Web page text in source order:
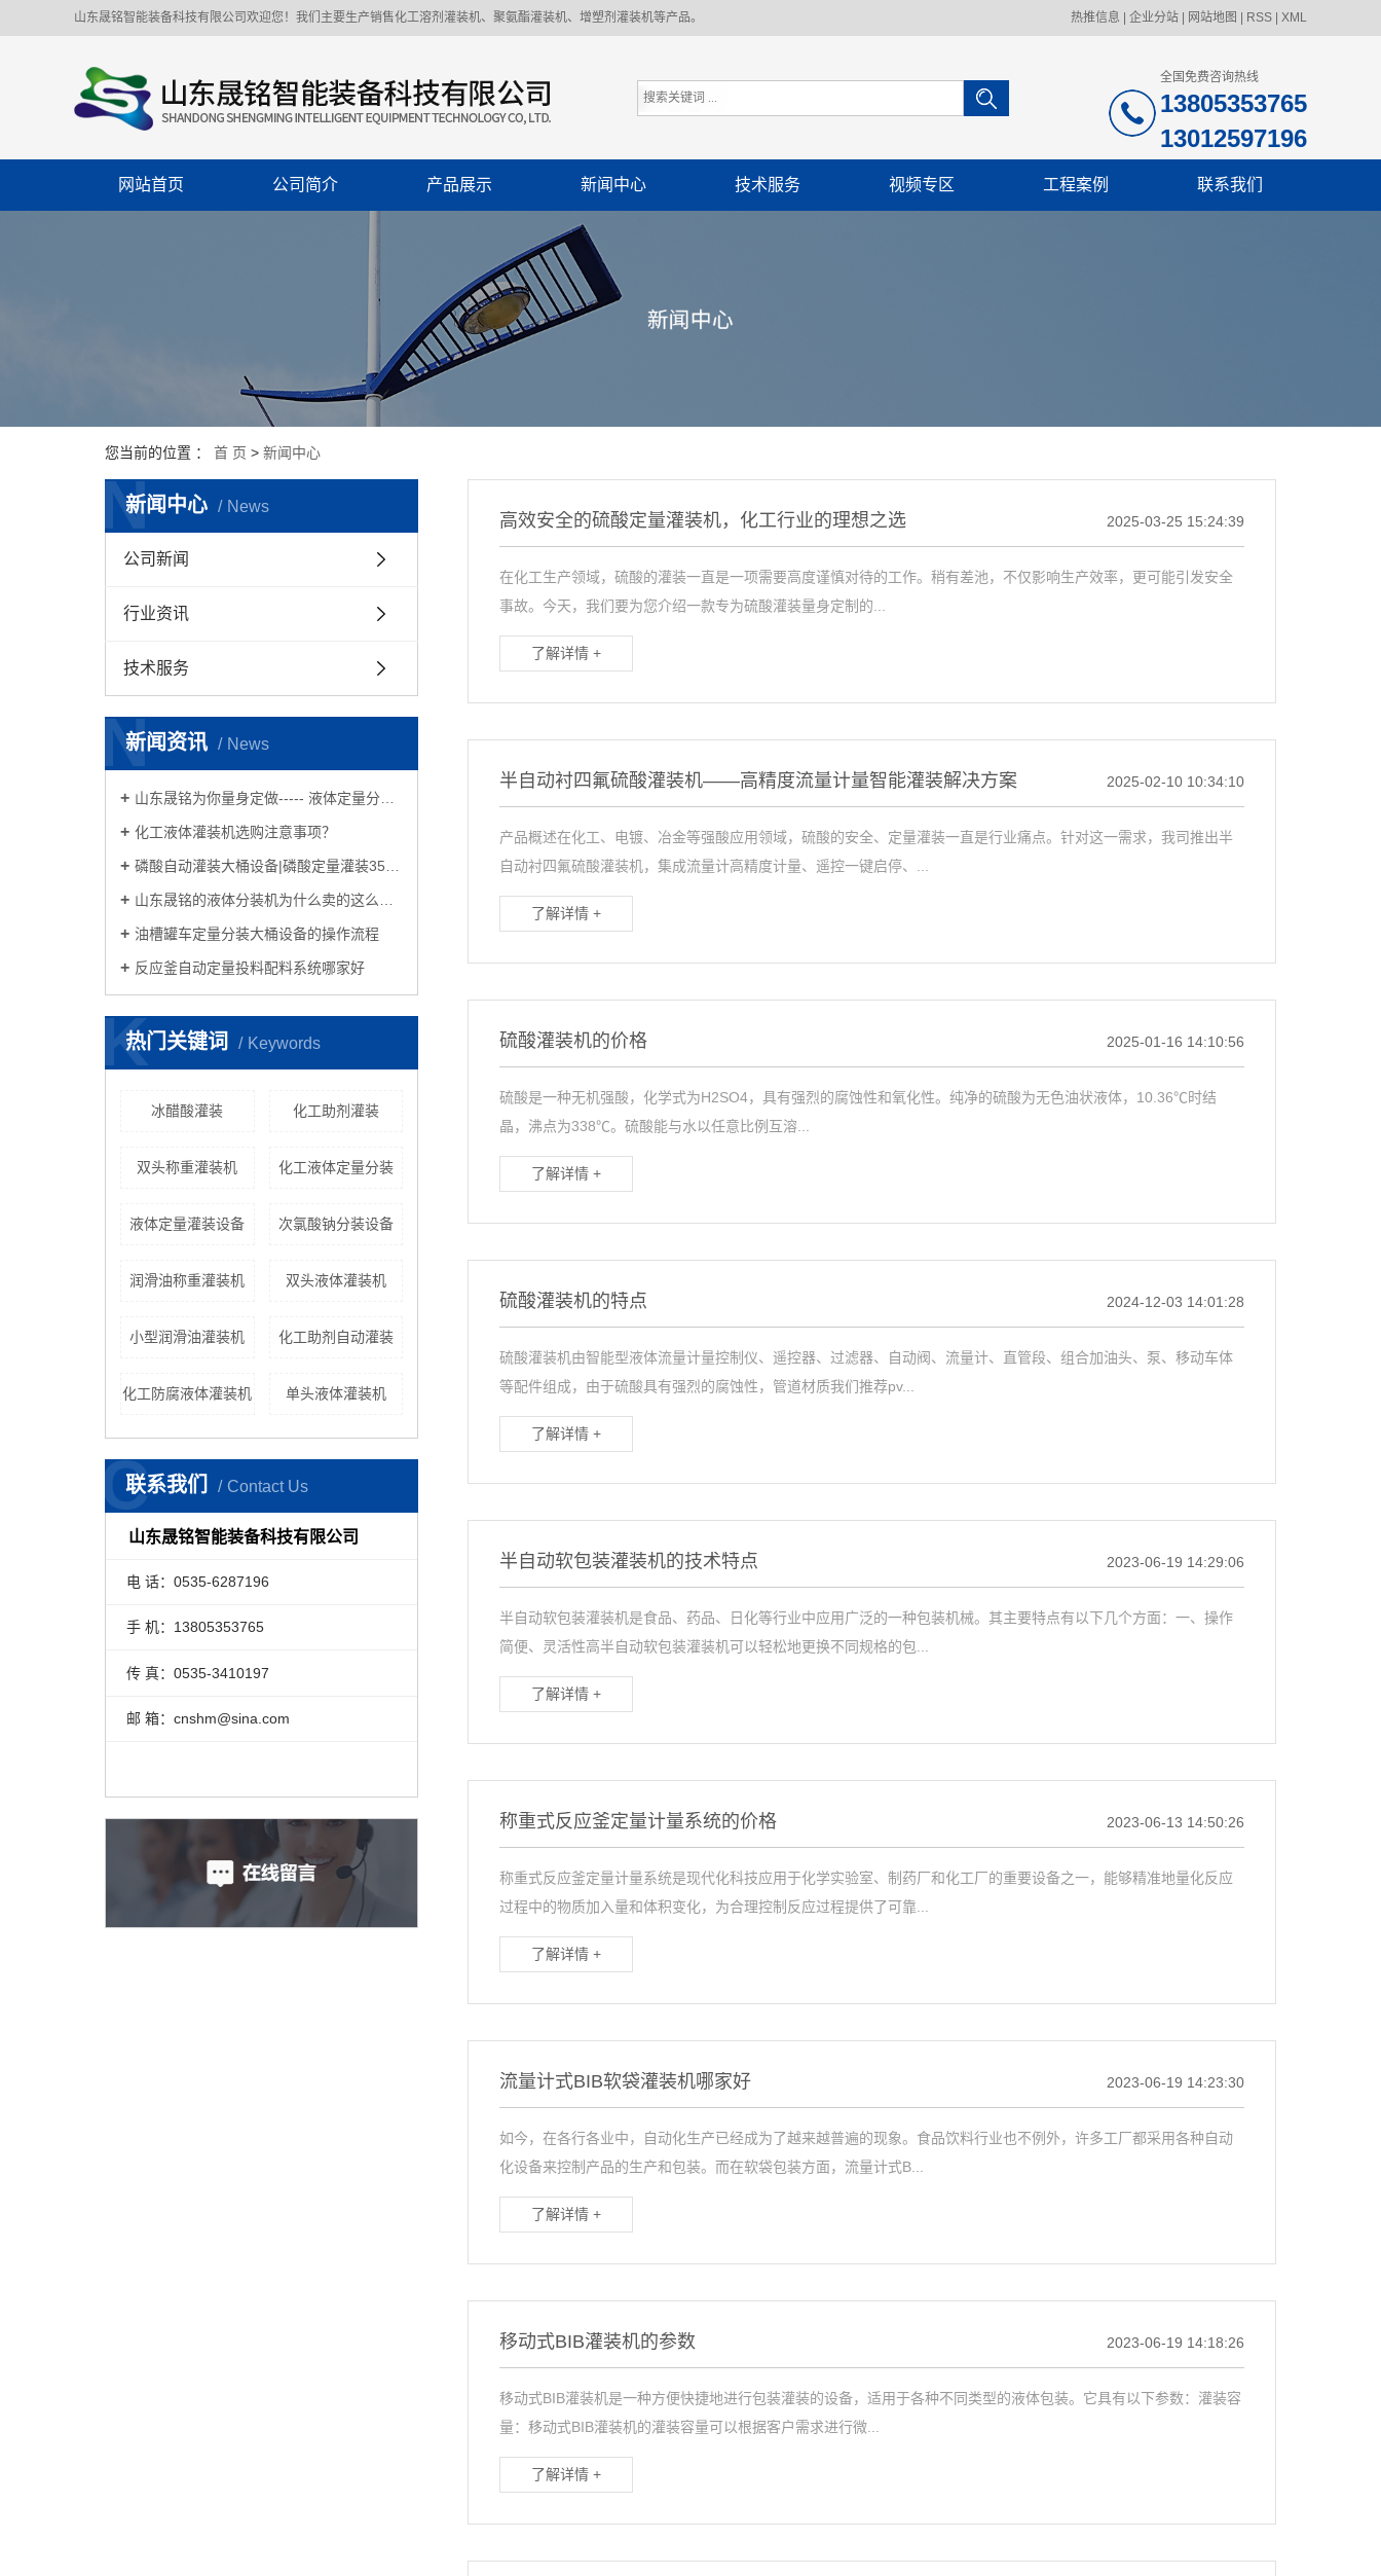
山东晟铭智能装备科技有限公司欢迎您！我们主要生产销售化工溶剂灌装机、聚氨酯灌装机、增塑剂灌装机等产品。 热推信息 企业分站 网站地图 RSS XML
全国免费咨询热线
13805353765
13012597196
网站首页 公司简介 产品展示
化工溶剂灌装
聚氨酯灌装
增塑剂灌装
自动灌装流水线
移动型分装加注
新闻中心
公司新闻
行业资讯
技术服务
技术服务 视频专区 工程案例 联系我们
您当前的位置 ： 首 页 > 新闻中心
新闻中心 News
N
公司新闻
行业资讯
技术服务
新闻资讯 News
N
山东晟铭为你量身定做----- 液体定量分装大桶机、称重灌装机、塑料袋铝箔袋灌装机、反应釜配料设备
化工液体灌装机选购注意事项？
磷酸自动灌装大桶设备|磷酸定量灌装35kg塑料桶分装设备
山东晟铭的液体分装机为什么卖的这么火？
油槽罐车定量分装大桶设备的操作流程
反应釜自动定量投料配料系统哪家好
热门关键词 Keywords
K
冰醋酸灌装 化工助剂灌装
双头称重灌装机 化工液体定量分装
液体定量灌装设备 次氯酸钠分装设备
润滑油称重灌装机 双头液体灌装机
小型润滑油灌装机 化工助剂自动灌装
化工防腐液体灌装机 单头液体灌装机
联系我们 Contact Us
C
山东晟铭智能装备科技有限公司
电 话：0535-6287196
手 机：13805353765
传 真：0535-3410197
邮 箱：cnshm@sina.com
高效安全的硫酸定量灌装机，化工行业的理想之选 2025-03-25 15:24:39
在化工生产领域，硫酸的灌装一直是一项需要高度谨慎对待的工作。稍有差池，不仅影响生产效率，更可能引发安全
事故。今天，我们要为您介绍一款专为硫酸灌装量身定制的...
了解详情 +
半自动衬四氟硫酸灌装机——高精度流量计量智能灌装解决方案 2025-02-10 10:34:10
产品概述在化工、电镀、冶金等强酸应用领域，硫酸的安全、定量灌装一直是行业痛点。针对这一需求，我司推出半
自动衬四氟硫酸灌装机，集成流量计高精度计量、遥控一键启停、...
了解详情 +
硫酸灌装机的价格 2025-01-16 14:10:56
硫酸‌是一种无机强酸，化学式为H2SO4，具有强烈的腐蚀性和氧化性。纯净的硫酸为无色油状液体，10.36℃时结
晶，沸点为338℃。硫酸能与水以任意比例互溶...
了解详情 +
硫酸灌装机的特点 2024-12-03 14:01:28
硫酸灌装机由智能型液体流量计量控制仪、遥控器、过滤器、自动阀、流量计、直管段、组合加油头、泵、移动车体
等配件组成，由于硫酸具有强烈的腐蚀性，管道材质我们推荐pv...
了解详情 +
半自动软包装灌装机的技术特点 2023-06-19 14:29:06
半自动软包装灌装机是食品、药品、日化等行业中应用广泛的一种包装机械。其主要特点有以下几个方面：一、操作
简便、灵活性高半自动软包装灌装机可以轻松地更换不同规格的包...
了解详情 +
称重式反应釜定量计量系统的价格 2023-06-13 14:50:26
称重式反应釜定量计量系统是现代化科技应用于化学实验室、制药厂和化工厂的重要设备之一，能够精准地量化反应
过程中的物质加入量和体积变化，为合理控制反应过程提供了可靠...
了解详情 +
流量计式BIB软袋灌装机哪家好 2023-06-19 14:23:30
如今，在各行各业中，自动化生产已经成为了越来越普遍的现象。食品饮料行业也不例外，许多工厂都采用各种自动
化设备来控制产品的生产和包装。而在软袋包装方面，流量计式B...
了解详情 +
移动式BIB灌装机的参数 2023-06-19 14:18:26
移动式BIB灌装机是一种方便快捷地进行包装灌装的设备，适用于各种不同类型的液体包装。它具有以下参数：灌装容
量：移动式BIB灌装机的灌装容量可以根据客户需求进行微...
了解详情 +